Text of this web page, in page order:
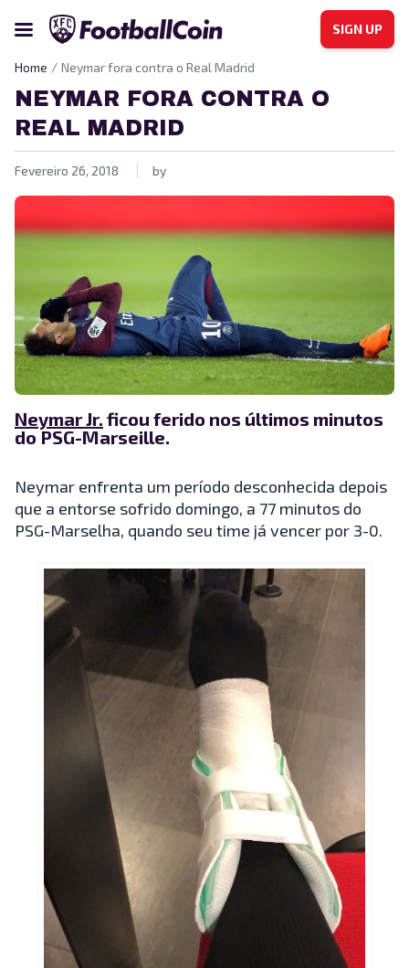
SIGN UP
Home Neymar fora contra o Real Madrid
NEYMAR FORA CONTRA O
REAL MADRID
Fevereiro 26, 2018 by
Neymar Jr. ficou ferido nos últimos minutos
do PSG-Marseille.
Neymar enfrenta um período desconhecida depois
que a entorse sofrido domingo, a 77 minutos do
PSG-Marselha, quando seu time já vencer por 3-0.